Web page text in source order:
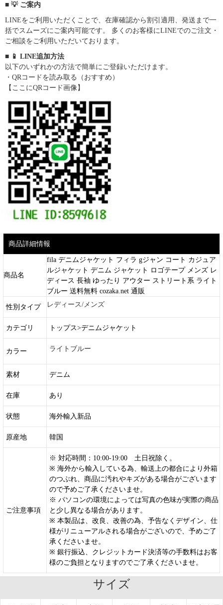
■ 💡 ご案内
LINEをご利用いただくことで、在庫確認から割引適用、発送まで一
括でスムーズにご案内可能です。 多くのお客様にLINEでのご注文・
ご相談をご利用いただいております。
■ 📱 LINE追加方法
以下のいずれかの方法で簡単にご登録いただけます。
・QRコードを読み取る（おすすめ）
【ここにQRコード画像】
商品詳細情報
商品名
fila デニムジャケット フィラ gジャン コート カジュア
ルジャケット デニム ジャケット ロゴテープ メンズ レ
ディース 長袖 ゆったり アウター ストリート系 ライト
ブルー 送料無料 cozaka.net 通販
性別タイプ レディース/メンズ
カテゴリ トップス>デニムジャケット
カラー ライトブルー
素材 デニム
在庫 あり
状態 海外輸入新品
原産地 韓国
ご注意事項
※ 対応時間：10:00-19:00 土日祝除く。
※ 海外から輸入している為、輸送上の都合により外箱
のつぶれ、商品に汚れやキズがある場合がございます
ので予めご了承くださいませ。
※ パソコンの環境によっては写真の色味が実際の商品
と少し異なる場合があります。
※ 本製品は、改良、改善の為、予告なくデザイン、仕
様がリニューアルされる場合がございので、予めご了
承くださいませ。
※ 銀行振込、クレジットカード決済等の手数料はお客
様のご負担となりますのでご了承くださいませ。
サイズ